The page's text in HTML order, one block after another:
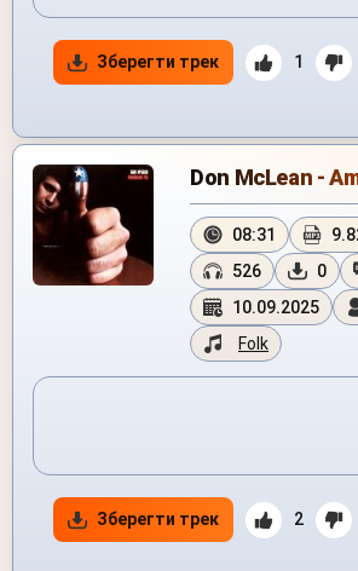
Зберегти трек 1
Don McLean -
08:31
526 0
10.09.2025
Folk
Зберегти трек 2